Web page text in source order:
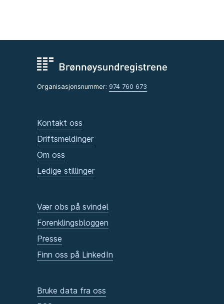
Organisasjonsnummer: 974 760 673
Kontakt oss
Driftsmeldinger
Om oss
Ledige stillinger
Vær obs på svindel
Forenklingsbloggen
Presse
Finn oss på LinkedIn
Bruke data fra oss